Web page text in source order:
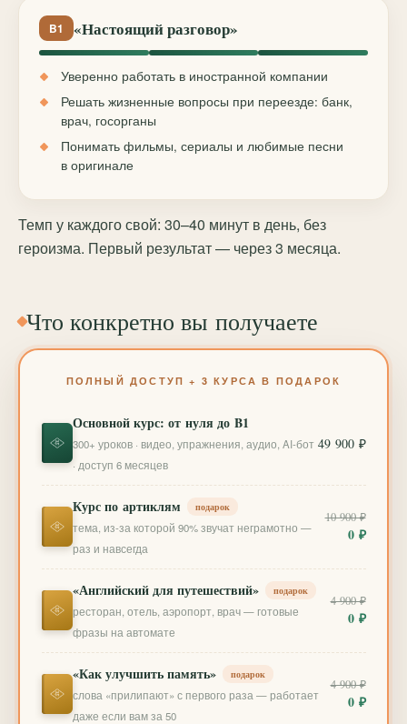
B1 «Настоящий разговор»
Уверенно работать в иностранной компании
Решать жизненные вопросы при переезде: банк,
врач, госорганы
Понимать фильмы, сериалы и любимые песни
в оригинале
Темп у каждого свой: 30–40 минут в день, без
героизма. Первый результат — через 3 месяца.
Что конкретно вы получаете
ПОЛНЫЙ ДОСТУП + 3 КУРСА В ПОДАРОК
Основной курс: от нуля до B1
300+ уроков · видео, упражнения, аудио, AI-бот
· доступ 6 месяцев
49 900 ₽
Курс по артиклям подарок
тема, из-за которой 90% звучат неграмотно —
раз и навсегда
10 900 ₽
0 ₽
«Английский для путешествий» подарок
ресторан, отель, аэропорт, врач — готовые
фразы на автомате
4 900 ₽
0 ₽
«Как улучшить память» подарок
слова «прилипают» с первого раза — работает
даже если вам за 50
4 900 ₽
0 ₽